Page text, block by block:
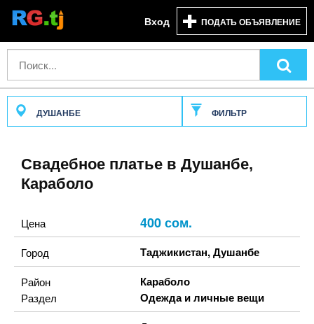
Вход ПОДАТЬ ОБЪЯВЛЕНИЕ
ДУШАНБЕ ФИЛЬТР
Свадебное платье в Душанбе,
Караболо
Цена 400 сом.
Город Таджикистан,Душанбе
Район Караболо
Раздел Одежда и личные вещи